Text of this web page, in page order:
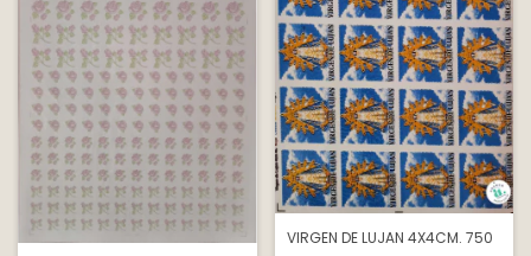
VIRGEN DE LUJAN 4X4CM. 750